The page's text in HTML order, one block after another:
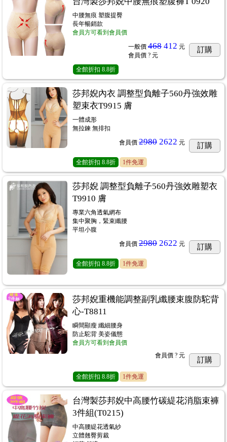
中腰無痕 塑腹提臀
長年暢銷款
會員方可看到會員價
一般價 468 412 元
會員價 ? 元
訂購
全館折扣 8.8折
莎邦婗內衣 調整型負離子560丹強效雕
塑束衣T9915 膚
一體成形
無拉鍊 無排扣
會員價 2980 2622 元 訂購
全館折扣 8.8折 1件免運
莎邦婗 調整型負離子560丹強效雕塑衣
T9910 膚
專業六角透氣網布
集中聚胸，緊束纖腰
平坦小腹
會員價 2980 2622 元 訂購
全館折扣 8.8折 1件免運
莎邦婗重機能調整副乳纖腰束腹防駝背
心-T8811
瞬間顯瘦 纖細腰身
防止駝背 美姿儀態
會員方可看到會員價
會員價 ? 元
訂購
全館折扣 8.8折 1件免運
台灣製莎邦婗中高腰竹碳緹花消脂束褲
3件組(T0215)
中高腰緹花透氣紗
立體翹臀剪裁